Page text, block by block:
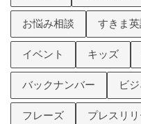
お悩み相談 すきま
イベント キッズ
バックナンバー ビ
フレーズ プレスリリ